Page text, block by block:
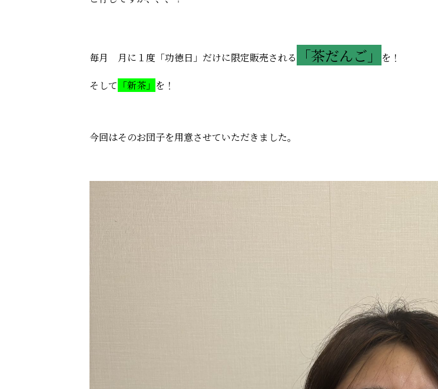
毎月 月に１度「功徳日」だけに限定販売される 「茶だんご」 を！
そして 「新茶」 を！
今回はそのお団子を用意させていただきました。